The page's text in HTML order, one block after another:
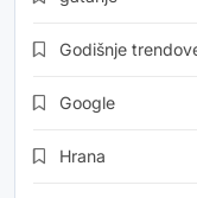
Godišnje
Google
Hrana